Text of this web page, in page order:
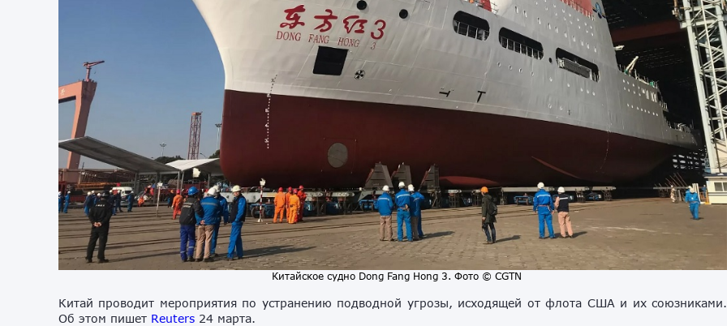
Китайское судно Dong Fang Hong 3. Фото © CGTN
Китай проводит мероприятия по устранению подводной угрозы, исходящей от флота США и их союзниками.
Об этом пишет Reuters 24 марта.